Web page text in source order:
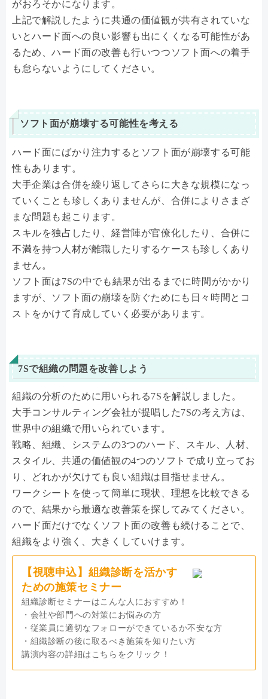
がおろそかになります。
上記で解説したように共通の価値観が共有されていな
いとハード面への良い影響も出にくくなる可能性があ
るため、ハード面の改善も行いつつソフト面への着手
も怠らないようにしてください。
ソフト面が崩壊する可能性を考える
ハード面にばかり注力するとソフト面が崩壊する可能
性もあります。
大手企業は合併を繰り返してさらに大きな規模になっ
ていくことも珍しくありませんが、合併によりさまざ
まな問題も起こります。
スキルを独占したり、経営陣が官僚化したり、合併に
不満を持つ人材が離職したりするケースも珍しくあり
ません。
ソフト面は7Sの中でも結果が出るまでに時間がかかり
ますが、ソフト面の崩壊を防ぐためにも日々時間とコ
ストをかけて育成していく必要があります。
7Sで組織の問題を改善しよう
組織の分析のために用いられる7Sを解説しました。
大手コンサルティング会社が提唱した7Sの考え方は、
世界中の組織で用いられています。
戦略、組織、システムの3つのハード、スキル、人材、
スタイル、共通の価値観の4つのソフトで成り立ってお
り、どれかが欠けても良い組織は目指せません。
ワークシートを使って簡単に現状、理想を比較できる
ので、結果から最適な改善策を探してみてください。
ハード面だけでなくソフト面の改善も続けることで、
組織をより強く、大きくしていけます。
【視聴申込】組織診断を活かす
ための施策セミナー
組織診断セミナーはこんな人におすすめ！
・会社や部門への対策にお悩みの方
・従業員に適切なフォローができているか不安な方
・組織診断の後に取るべき施策を知りたい方
講演内容の詳細はこちらをクリック！